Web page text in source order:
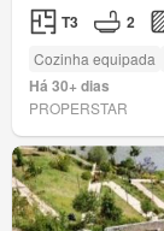
T3 2
Cozinha equipada
Há 30+ dias
PROPERSTAR